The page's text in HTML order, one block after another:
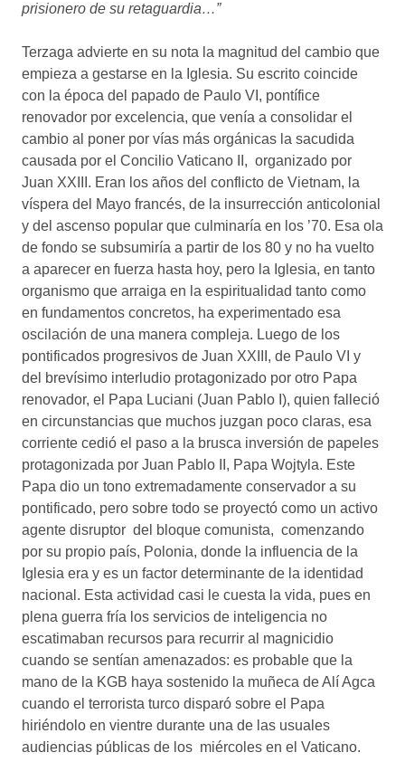
prisionero de su retaguardia…”
Terzaga advierte en su nota la magnitud del cambio que
empieza a gestarse en la Iglesia. Su escrito coincide
con la época del papado de Paulo VI, pontífice
renovador por excelencia, que venía a consolidar el
cambio al poner por vías más orgánicas la sacudida
causada por el Concilio Vaticano II, organizado por
Juan XXIII. Eran los años del conflicto de Vietnam, la
víspera del Mayo francés, de la insurrección anticolonial
y del ascenso popular que culminaría en los ’70. Esa ola
de fondo se subsumiría a partir de los 80 y no ha vuelto
a aparecer en fuerza hasta hoy, pero la Iglesia, en tanto
organismo que arraiga en la espiritualidad tanto como
en fundamentos concretos, ha experimentado esa
oscilación de una manera compleja. Luego de los
pontificados progresivos de Juan XXIII, de Paulo VI y
del brevísimo interludio protagonizado por otro Papa
renovador, el Papa Luciani (Juan Pablo I), quien falleció
en circunstancias que muchos juzgan poco claras, esa
corriente cedió el paso a la brusca inversión de papeles
protagonizada por Juan Pablo II, Papa Wojtyla. Este
Papa dio un tono extremadamente conservador a su
pontificado, pero sobre todo se proyectó como un activo
agente disruptor del bloque comunista, comenzando
por su propio país, Polonia, donde la influencia de la
Iglesia era y es un factor determinante de la identidad
nacional. Esta actividad casi le cuesta la vida, pues en
plena guerra fría los servicios de inteligencia no
escatimaban recursos para recurrir al magnicidio
cuando se sentían amenazados: es probable que la
mano de la KGB haya sostenido la muñeca de Alí Agca
cuando el terrorista turco disparó sobre el Papa
hiriéndolo en vientre durante una de las usuales
audiencias públicas de los miércoles en el Vaticano.